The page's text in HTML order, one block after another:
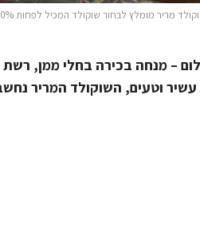
– מנחה בכירה בחלי ממן,
וטעים, השוקולד המריר